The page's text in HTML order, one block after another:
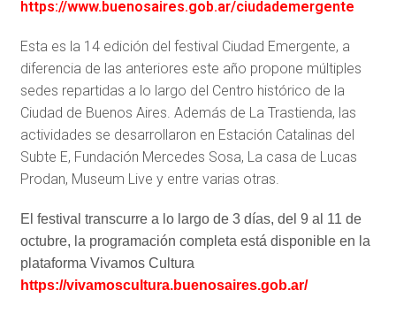
https://www.buenosaires.gob.ar/ciudademergente
Esta es la 14 edición del festival Ciudad Emergente, a
diferencia de las anteriores este año propone múltiples
sedes repartidas a lo largo del Centro histórico de la
Ciudad de Buenos Aires. Además de La Trastienda, las
actividades se desarrollaron en Estación Catalinas del
Subte E, Fundación Mercedes Sosa, La casa de Lucas
Prodan, Museum Live y entre varias otras.
El festival transcurre a lo largo de 3 días, del 9 al 11 de
octubre, la programación completa está disponible en la
plataforma Vivamos Cultura
https://vivamoscultura.buenosaires.gob.ar/